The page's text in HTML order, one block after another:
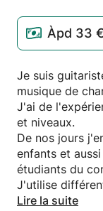
Àpd 33 €
Je suis
musique de
J'ai de
et niveaux.
De nos jours
enfants et
étudiants du
J'utilise
élève. Alors,
Lire la suite